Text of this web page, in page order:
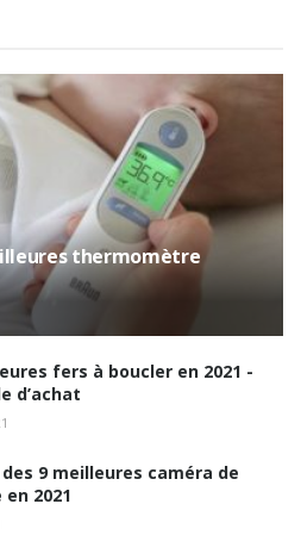
thermomètre
fers à boucler en 2021 -
d’achat
9 meilleures caméra de
2021